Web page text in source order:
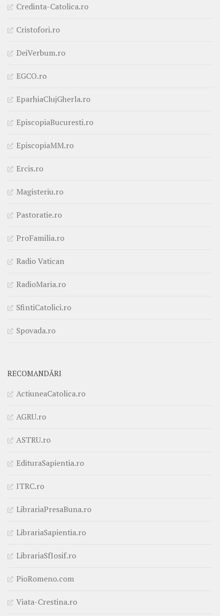
Credinta-Catolica.ro
Cristofori.ro
DeiVerbum.ro
EGCO.ro
EparhiaClujGherla.ro
EpiscopiaBucuresti.ro
EpiscopiaMM.ro
Ercis.ro
Magisteriu.ro
Pastoratie.ro
ProFamilia.ro
Radio Vatican
RadioMaria.ro
SfintiCatolici.ro
Spovada.ro
RECOMANDĂRI
ActiuneaCatolica.ro
AGRU.ro
ASTRU.ro
EdituraSapientia.ro
ITRC.ro
LibrariaPresaBuna.ro
LibrariaSapientia.ro
LibrariaSfIosif.ro
PioRomeno.com
Viata-Crestina.ro